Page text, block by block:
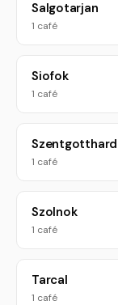
Salgotarjan
1 café
Siofok
1 café
Szentgotthard
1 café
Szolnok
1 café
Tarcal
1 café